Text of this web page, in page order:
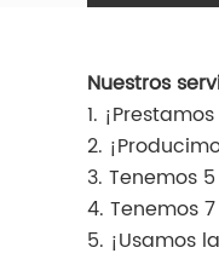
Nuestros
1.
2.
3. Tenemos
4. Tenemos
5. ¡Usamos